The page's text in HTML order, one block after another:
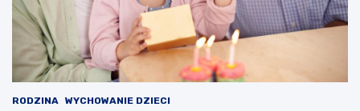
RODZINA WYCHOWANIE DZIECI